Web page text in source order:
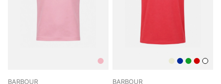
BARBOUR BARBOUR